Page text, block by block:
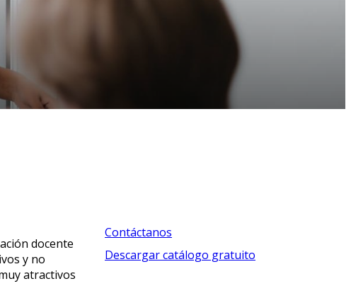
docente
y no
atractivos
Contáctanos
Descargar catálogo gratuito